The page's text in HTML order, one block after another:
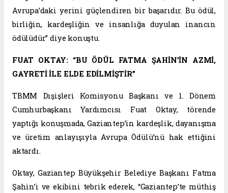
Avrupa’daki yerini güçlendiren bir başarıdır. Bu ödül,
birliğin, kardeşliğin ve insanlığa duyulan inancın
ödülüdür” diye konuştu.
FUAT OKTAY: “BU ÖDÜL FATMA ŞAHİN’İN AZMİ,
GAYRETİ İLE ELDE EDİLMİŞTİR”
TBMM Dışişleri Komisyonu Başkanı ve 1. Dönem
Cumhurbaşkanı Yardımcısı Fuat Oktay, törende
yaptığı konuşmada, Gaziantep’in kardeşlik, dayanışma
ve üretim anlayışıyla Avrupa Ödülü’nü hak ettiğini
aktardı.
Oktay, Gaziantep Büyükşehir Belediye Başkanı Fatma
Şahin’i ve ekibini tebrik ederek, “Gaziantep’te müthiş